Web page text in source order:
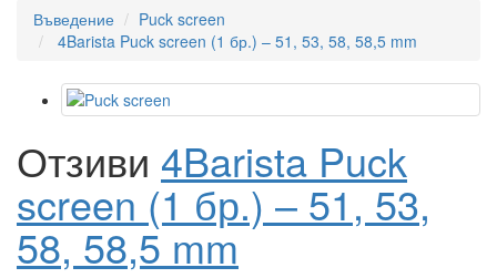
Въведение
Puck screen
4Barista Puck screen (1 бр.) – 51, 53, 58, 58,5 mm
Отзиви 4Barista Puck
screen (1 бр.) – 51, 53,
58, 58,5 mm